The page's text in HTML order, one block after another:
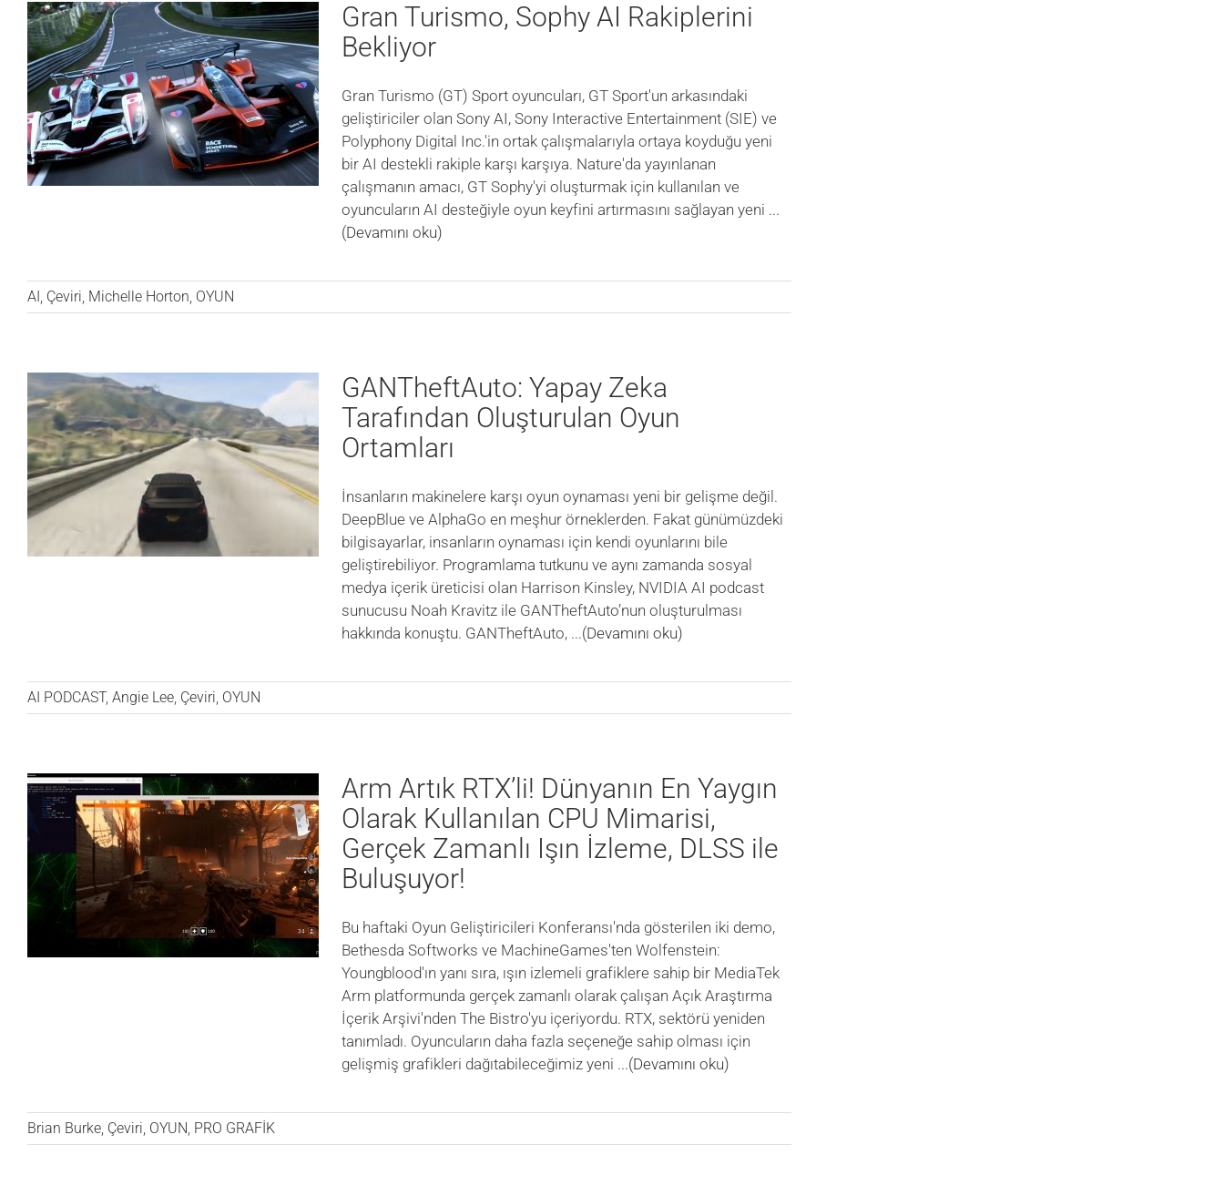
Gran Turismo, Sophy AI Rakiplerini
Bekliyor
Gran Turismo (GT) Sport oyuncuları, GT Sport'un arkasındaki
geliştiriciler olan Sony AI, Sony Interactive Entertainment (SIE) ve
Polyphony Digital Inc.'in ortak çalışmalarıyla ortaya koyduğu yeni
bir AI destekli rakiple karşı karşıya. Nature'da yayınlanan
çalışmanın amacı, GT Sophy'yi oluşturmak için kullanılan ve
oyuncuların AI desteğiyle oyun keyfini artırmasını sağlayan yeni ...
(Devamını oku)
AI, Çeviri, Michelle Horton, OYUN
GANTheftAuto: Yapay Zeka
Tarafından Oluşturulan Oyun
Ortamları
İnsanların makinelere karşı oyun oynaması yeni bir gelişme değil.
DeepBlue ve AlphaGo en meşhur örneklerden. Fakat günümüzdeki
bilgisayarlar, insanların oynaması için kendi oyunlarını bile
geliştirebiliyor. Programlama tutkunu ve aynı zamanda sosyal
medya içerik üreticisi olan Harrison Kinsley, NVIDIA AI podcast
sunucusu Noah Kravitz ile GANTheftAuto’nun oluşturulması
hakkında konuştu. GANTheftAuto, ...(Devamını oku)
AI PODCAST, Angie Lee, Çeviri, OYUN
Arm Artık RTX’li! Dünyanın En Yaygın
Olarak Kullanılan CPU Mimarisi,
Gerçek Zamanlı Işın İzleme, DLSS ile
Buluşuyor!
Bu haftaki Oyun Geliştiricileri Konferansı'nda gösterilen iki demo,
Bethesda Softworks ve MachineGames'ten Wolfenstein:
Youngblood'ın yanı sıra, ışın izlemeli grafiklere sahip bir MediaTek
Arm platformunda gerçek zamanlı olarak çalışan Açık Araştırma
İçerik Arşivi'nden The Bistro'yu içeriyordu. RTX, sektörü yeniden
tanımladı. Oyuncuların daha fazla seçeneğe sahip olması için
gelişmiş grafikleri dağıtabileceğimiz yeni ...(Devamını oku)
Brian Burke, Çeviri, OYUN, PRO GRAFİK